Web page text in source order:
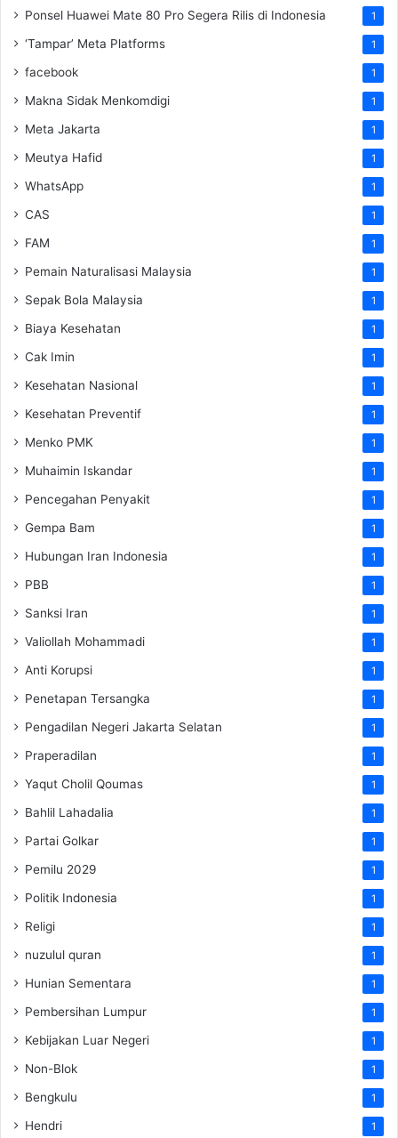
Ponsel Huawei Mate 80 Pro Segera Rilis di Indonesia 1
‘Tampar’ Meta Platforms 1
facebook 1
Makna Sidak Menkomdigi 1
Meta Jakarta 1
Meutya Hafid 1
WhatsApp 1
CAS 1
FAM 1
Pemain Naturalisasi Malaysia 1
Sepak Bola Malaysia 1
Biaya Kesehatan 1
Cak Imin 1
Kesehatan Nasional 1
Kesehatan Preventif 1
Menko PMK 1
Muhaimin Iskandar 1
Pencegahan Penyakit 1
Gempa Bam 1
Hubungan Iran Indonesia 1
PBB 1
Sanksi Iran 1
Valiollah Mohammadi 1
Anti Korupsi 1
Penetapan Tersangka 1
Pengadilan Negeri Jakarta Selatan 1
Praperadilan 1
Yaqut Cholil Qoumas 1
Bahlil Lahadalia 1
Partai Golkar 1
Pemilu 2029 1
Politik Indonesia 1
Religi 1
nuzulul quran 1
Hunian Sementara 1
Pembersihan Lumpur 1
Kebijakan Luar Negeri 1
Non-Blok 1
Bengkulu 1
Hendri 1